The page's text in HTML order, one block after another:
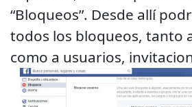
“Bloqueos”. Desde allí
todos los bloqueos, tanto
como a usuarios,